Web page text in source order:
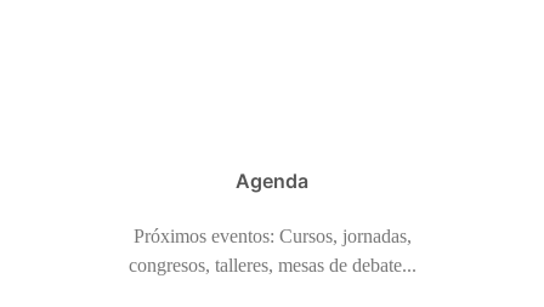
Agenda
Próximos eventos: Cursos, jornadas,
congresos, talleres, mesas de debate...